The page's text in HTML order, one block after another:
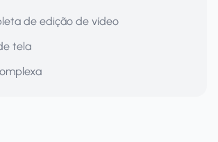
de edição de vídeo
tela